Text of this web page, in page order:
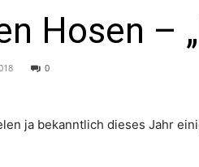
Hosen –
0
ja bekanntlich dieses Jahr